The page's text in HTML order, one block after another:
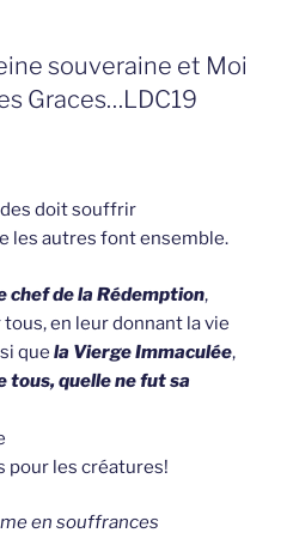
souveraine et Moi
Graces…LDC19
doit souffrir
les autres font ensemble.
chef de la Rédemption,
en leur donnant la vie
que la Vierge Immaculée,
tous, quelle ne fut sa
pour les créatures!
en souffrances